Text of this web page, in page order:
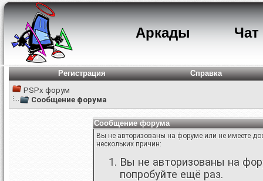
Аркады Чат
Регистрация
Справка
PSPx форум
Сообщение форума
Сообщение форума
Вы не авторизованы на форуме или не имеете
нескольких причин:
Вы не авторизованы на
попробуйте ещё раз.